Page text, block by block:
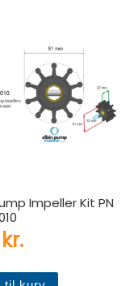
Impeller Kit PN
kr.